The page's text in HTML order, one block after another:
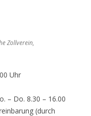
Zollverein,
Uhr
– Do. 8.30 – 16.00
(durch